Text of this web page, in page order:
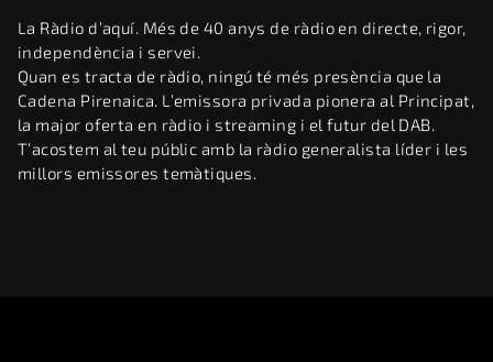
La Ràdio d’aquí. Més de 40 anys de ràdio en directe, rigor,
independència i servei.
Quan es tracta de ràdio, ningú té més presència que la
Cadena Pirenaica. L’emissora privada pionera al Principat,
la major oferta en ràdio i streaming i el futur del DAB.
T’acostem al teu públic amb la ràdio generalista líder i les
millors emissores temàtiques.